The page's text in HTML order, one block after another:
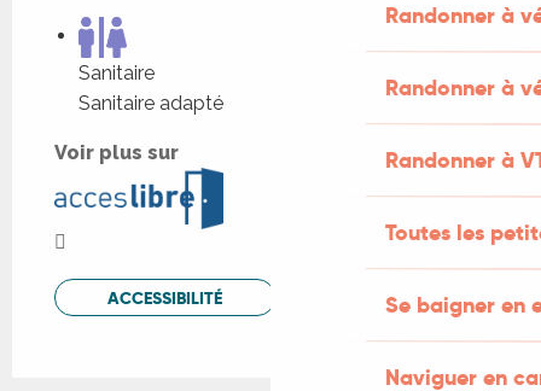
Randonner à
Randonner à
Randonner à
Toutes les
Se baigner en
Naviguer en
Sanitaire
Sanitaire adapté
Voir plus sur
ACCESSIBILITÉ